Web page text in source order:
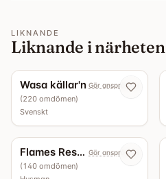
LIKNANDE
Liknande i närheten
Wasa källar'n Gör anspråk nu
(220 omdömen)
Svenskt
3.6
Flames Restaurang Gör anspråk nu
(140 omdömen)